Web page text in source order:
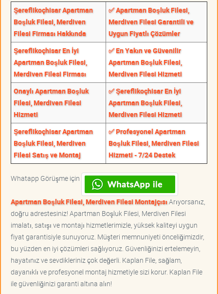
Şereflikoçhisar Apartman
Boşluk Filesi, Merdiven
Filesi Firması Hakkında
✅ Apartman Boşluk Filesi,
Merdiven Filesi Garantili ve
Uygun Fiyatlı Çözümler
Şereflikoçhisar En İyi
Apartman Boşluk Filesi,
Merdiven Filesi Firması
✅ En Yakın ve Güvenilir
Apartman Boşluk Filesi,
Merdiven Filesi Hizmeti
Onaylı Apartman Boşluk
Filesi, Merdiven Filesi
Hizmeti
✅ Şereflikoçhisar En İyi
Apartman Boşluk Filesi,
Merdiven Filesi Hizmeti
Şereflikoçhisar Apartman
Boşluk Filesi, Merdiven
Filesi Satış ve Montaj
✅ Profesyonel Apartman
Boşluk Filesi, Merdiven Filesi
Hizmeti - 7/24 Destek
Whatapp Görüşme için
Apartman Boşluk Filesi, Merdiven Filesi MontajçısıArıyorsanız,
doğru adrestesiniz! Apartman Boşluk Filesi, Merdiven Filesi
imalatı, satışı ve montajı hizmetlerimizle, yüksek kaliteyi uygun
fiyat garantisiyle sunuyoruz. Müşteri memnuniyeti önceliğimizdir,
bu yüzden en iyi çözümleri sağlıyoruz. Güvenliğinizi ertelemeyin,
hayatınız ve sevdikleriniz çok değerli. Kaplan File, sağlam,
dayanıklı ve profesyonel montaj hizmetiyle sizi korur. Kaplan File
ile güvenliğinizi garanti altına alın!